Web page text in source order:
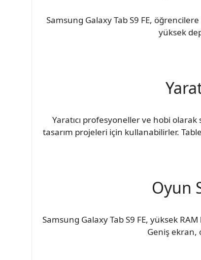
Samsung Galaxy Tab S9 FE,
yüksek
Yaratıcı profesyoneller ve hobi olarak
tasarım projeleri için kullanabilirler.
Oyun
Samsung Galaxy Tab S9 FE, yüksek
Geniş ekran,